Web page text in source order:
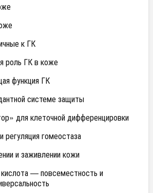
к ГК
роль ГК в коже
функция ГК
системе защиты
для клеточной дифференцировки
регуляция гомеостаза
и заживлении кожи
— повсеместность и